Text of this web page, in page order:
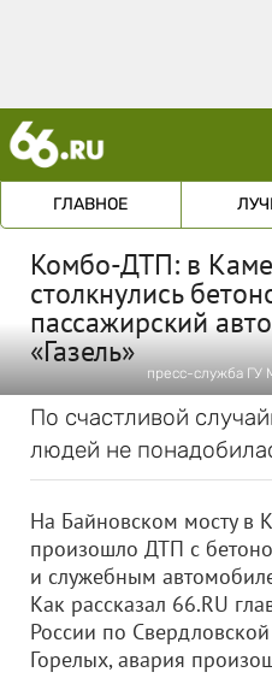
ГЛАВНОЕ
Комбо-ДТП: в
столкнулись
пассажирский
«Газель»
пресс-служба ГУ
По счастливой
людей не
На Байновском мосту в
произошло ДТП с
и служебным
Как рассказал 66.RU
России по
Горелых, авария